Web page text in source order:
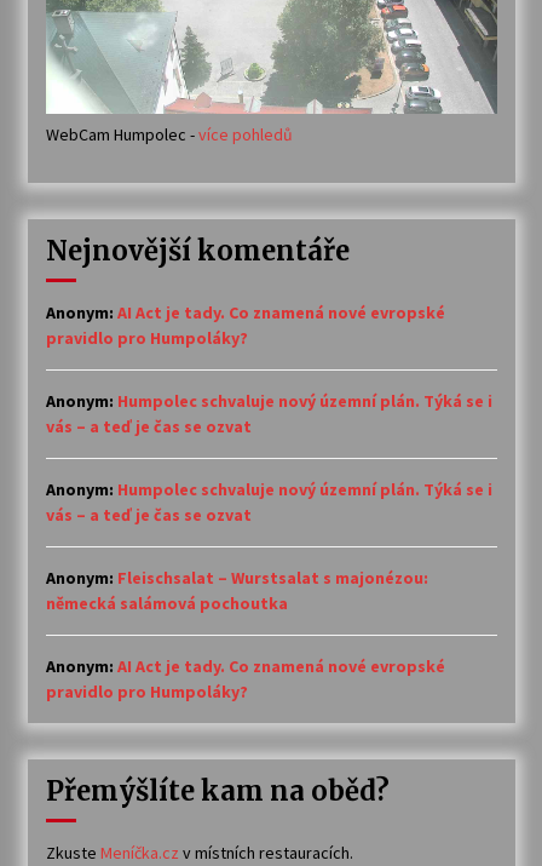
WebCam Humpolec -více pohledů
Nejnovější komentáře
Anonym: AI Act je tady. Co znamená nové evropské
pravidlo pro Humpoláky?
Anonym: Humpolec schvaluje nový územní plán. Týká se i
vás – a teď je čas se ozvat
Anonym: Humpolec schvaluje nový územní plán. Týká se i
vás – a teď je čas se ozvat
Anonym: Fleischsalat – Wurstsalat s majonézou:
německá salámová pochoutka
Anonym: AI Act je tady. Co znamená nové evropské
pravidlo pro Humpoláky?
Přemýšlíte kam na oběd?
Zkuste Meníčka.cz v místních restauracích.